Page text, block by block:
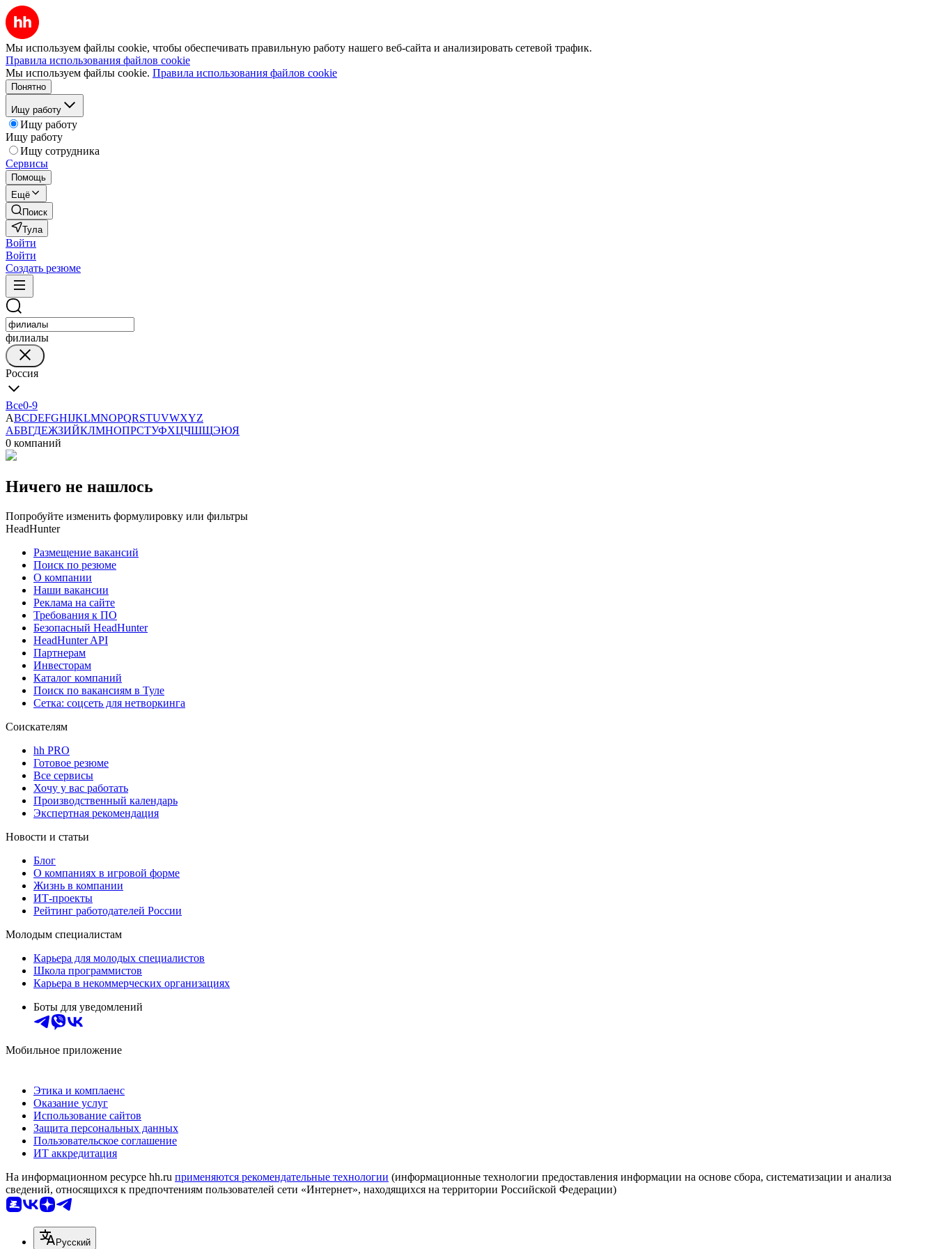
Мы используем файлы cookie, чтобы обеспечивать правильную работу нашего веб-сайта и анализировать сетевой трафик.
Правила использования файлов cookie
Мы используем файлы cookie. Правила использования файлов cookie
Понятно
Ищу работу
Ищу работу
Ищу работу
Ищу сотрудника
Сервисы
Помощь
Ещё
Поиск
Тула
Войти
Войти
Создать резюме
филиалы
Россия
Все0-9
ABCDEFGHIJKLMNOPQRSTUVWXYZ
АБВГДЕЖЗИЙКЛМНОПРСТУФХЦЧШЩЭЮЯ
0 компаний
Ничего не нашлось
Попробуйте изменить формулировку или фильтры
HeadHunter
Размещение вакансий
Поиск по резюме
О компании
Наши вакансии
Реклама на сайте
Требования к ПО
Безопасный HeadHunter
HeadHunter API
Партнерам
Инвесторам
Каталог компаний
Поиск по вакансиям в Туле
Сетка: соцсеть для нетворкинга
Соискателям
hh PRO
Готовое резюме
Все сервисы
Хочу у вас работать
Производственный календарь
Экспертная рекомендация
Новости и статьи
Блог
О компаниях в игровой форме
Жизнь в компании
ИТ-проекты
Рейтинг работодателей России
Молодым специалистам
Карьера для молодых специалистов
Школа программистов
Карьера в некоммерческих организациях
Боты для уведомлений
Мобильное приложение
Этика и комплаенс
Оказание услуг
Использование сайтов
Защита персональных данных
Пользовательское соглашение
ИТ аккредитация
На информационном ресурсе hh.ru применяются рекомендательные технологии (информационные технологии предоставления информации на основе сбора, систематизации и анализа
сведений, относящихся к предпочтениям пользователей сети «Интернет», находящихся на территории Российской Федерации)
Русский